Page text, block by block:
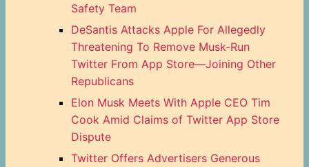
Safety Team
DeSantis Attacks Apple For Allegedly
Threatening To Remove Musk-Run
Twitter From App Store—Joining Other
Republicans
Elon Musk Meets With Apple CEO Tim
Cook Amid Claims of Twitter App Store
Dispute
Twitter Offers Advertisers Generous